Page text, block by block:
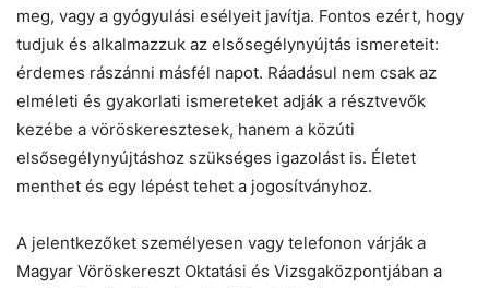
meg, vagy a gyógyulási esélyeit javítja. Fontos ezért, hogy
tudjuk és alkalmazzuk az elsősegélynyújtás ismereteit:
érdemes rászánni másfél napot. Ráadásul nem csak az
elméleti és gyakorlati ismereteket adják a résztvevők
kezébe a vöröskeresztesek, hanem a közúti
elsősegélynyújtáshoz szükséges igazolást is. Életet
menthet és egy lépést tehet a jogosítványhoz.
A jelentkezőket személyesen vagy telefonon várják a
Magyar Vöröskereszt Oktatási és Vizsgaközpontjában a